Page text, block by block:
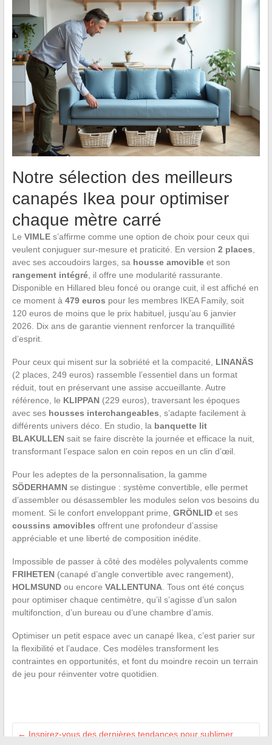
Notre sélection des meilleurs
canapés Ikea pour optimiser
chaque mètre carré
Le VIMLEs’affirme comme une option de choix pour ceux qui
veulent conjuguer sur-mesure et praticité. En version 2 places
avec ses accoudoirs larges, sa housse amovibleet son
rangement intégré, il offre une modularité rassurante.
Disponible en Hillared bleu foncé ou orange cuit, il est affiché en
ce moment à 479 euros pour les membres IKEA Family, soit
120 euros de moins que le prix habituel, jusqu’au 6 janvier
2026. Dix ans de garantie viennent renforcer la tranquillité
d’esprit.
Pour ceux qui misent sur la sobriété et la compacité, LINANÄS
(2 places, 249 euros) rassemble l’essentiel dans un format
réduit, tout en préservant une assise accueillante. Autre
référence, le KLIPPAN(229 euros), traversant les époques
avec ses housses interchangeables , s’adapte facilement à
différents univers déco. En studio, la banquette lit
BLAKULLENsait se faire discrète la journée et efficace la nuit,
transformant l’espace salon en coin repos en un clin d’œil.
Pour les adeptes de la personnalisation, la gamme
SÖDERHAMNse distingue : système convertible, elle permet
d’assembler ou désassembler les modules selon vos besoins du
moment. Si le confort enveloppant prime, GRÖNLIDet ses
coussins amovibles offrent une profondeur d’assise
appréciable et une liberté de composition inédite.
Impossible de passer à côté des modèles polyvalents comme
FRIHETEN(canapé d’angle convertible avec rangement),
HOLMSUNDou encore VALLENTUNA. Tous ont été conçus
pour optimiser chaque centimètre, qu’il s’agisse d’un salon
multifonction, d’un bureau ou d’une chambre d’amis.
Optimiser un petit espace avec un canapé Ikea, c’est parier sur
la flexibilité et l’audace. Ces modèles transforment les
contraintes en opportunités, et font du moindre recoin un terrain
de jeu pour réinventer votre quotidien.
← Inspirez-vous des dernières tendances pour sublimer